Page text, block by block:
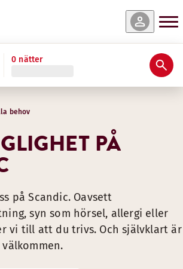
0 nätter
behov
PÅ
på Scandic. Oavsett
syn som hörsel, allergi eller
vi till att du trivs. Och självklart är
ALLA – SOM
alla" är centralt i vårt
nedsatt hörsel höra brandlarmet? En
NÅGON
med någon form av